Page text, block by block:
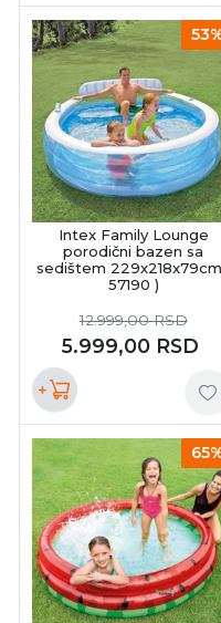
Intex Family Lounge
porodični bazen sa
sedištem
57190 )
5.999,00 RSD
12.999,00RSD
+